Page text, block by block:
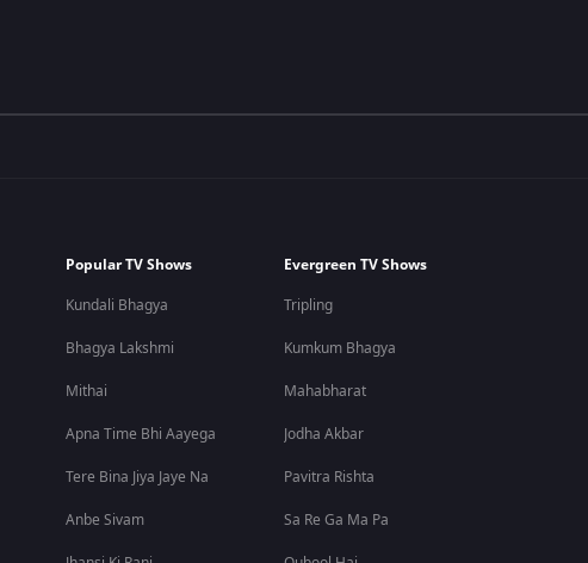
Popular TV Shows
Kundali Bhagya
Bhagya Lakshmi
Mithai
Apna Time Bhi Aayega
Tere Bina Jiya Jaye Na
Anbe Sivam
Evergreen TV Shows
Tripling
Kumkum Bhagya
Mahabharat
Jodha Akbar
Pavitra Rishta
Sa Re Ga Ma Pa